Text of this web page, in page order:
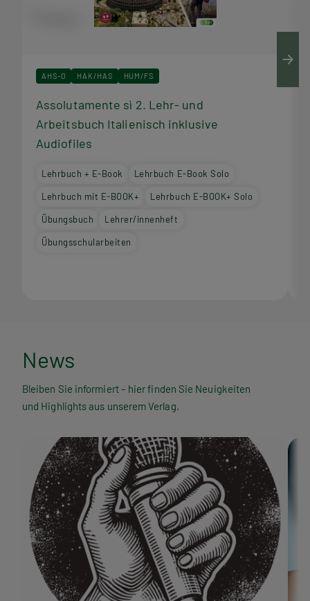
AHS-O HAK/HAS HUM/FS
Assolutamente sì 2. Lehr- und
Arbeitsbuch Italienisch inklusive
Audiofiles
Lehrbuch + E-Book Lehrbuch E-Book Solo
Lehrbuch mit E-BOOK+ Lehrbuch E-BOOK+ Solo
Übungsbuch Lehrer/innenheft
Übungsschularbeiten
N
e
w
News
Bleiben Sie informiert – hier finden Sie Neuigkeiten
und Highlights aus unserem Verlag.